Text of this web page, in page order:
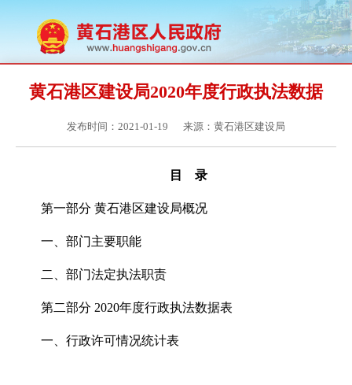
黄石港区建设局2020年度行政执法数据
发布时间：2021-01-19 来源：黄石港区建设局
目 录
第一部分 黄石港区建设局概况
一、部门主要职能
二、部门法定执法职责
第二部分 2020年度行政执法数据表
一、行政许可情况统计表